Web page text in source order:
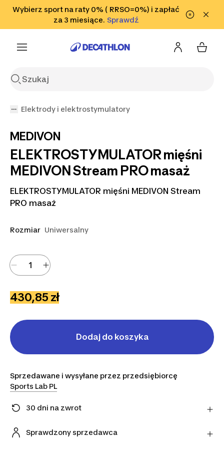
Przejdź do wyszukiwania Przejdź do treści
Przejdź
Wybierz sport na raty 0% ( RRSO=0%) i zapłać
za 3 miesiące. SprawdźSprawdź
Sprawdź
Elektrody i elektrostymulatory
MEDIVON
ELEKTROSTYMULATOR mięśni
MEDIVON Stream PRO masaż
ELEKTROSTYMULATOR mięśni MEDIVON Stream
PRO masaż
Rozmiar Uniwersalny
430,85 zł
Dodaj do koszyka
Sprzedawane i wysyłane przez przedsiębiorcę
Sports Lab PL
30 dni na zwrot
bezpośrednio do sprzedawcy w ciągu 30 dni,
Sprawdzony sprzedawca